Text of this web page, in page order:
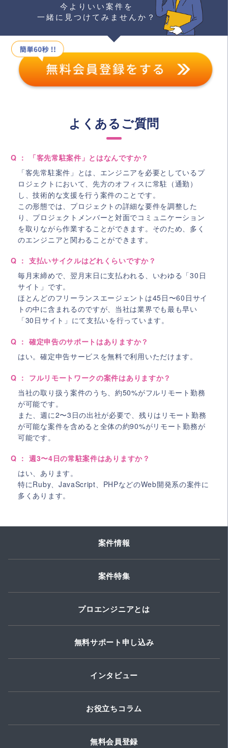
今よりいい案件を
一緒に見つけてみませんか？
よくあるご質問
Q ： 「客先常駐案件」とはなんですか？
「客先常駐案件」とは、エンジニアを必要としているプ
ロジェクトにおいて、先方のオフィスに常駐（通勤）
し、技術的な支援を行う案件のことです。
この形態では、プロジェクトの詳細な要件を調整した
り、プロジェクトメンバーと対面でコミュニケーション
を取りながら作業することができます。そのため、多く
のエンジニアと関わることができます。
Q ： 支払いサイクルはどれくらいですか？
毎月末締めで、翌月末日に支払われる、いわゆる「30日
サイト」です。
ほとんどのフリーランスエージェントは45日〜60日サイ
トの中に含まれるのですが、当社は業界でも最も早い
「30日サイト」にて支払いを行っています。
Q ： 確定申告のサポートはありますか？
はい。確定申告サービスを無料で利用いただけます。
Q ： フルリモートワークの案件はありますか？
当社の取り扱う案件のうち、約50%がフルリモート勤務
が可能です。
また、週に2〜3日の出社が必要で、残りはリモート勤務
が可能な案件を含めると全体の約90%がリモート勤務が
可能です。
Q ： 週3〜4日の常駐案件はありますか？
はい、あります。
特にRuby、JavaScript、PHPなどのWeb開発系の案件に
多くあります。
案件情報
案件特集
プロエンジニアとは
無料サポート申し込み
インタビュー
お役立ちコラム
無料会員登録